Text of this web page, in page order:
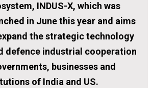
INDUS-X, which was
in June this year and aims
the strategic technology
defence industrial cooperation
businesses and
of India and US.